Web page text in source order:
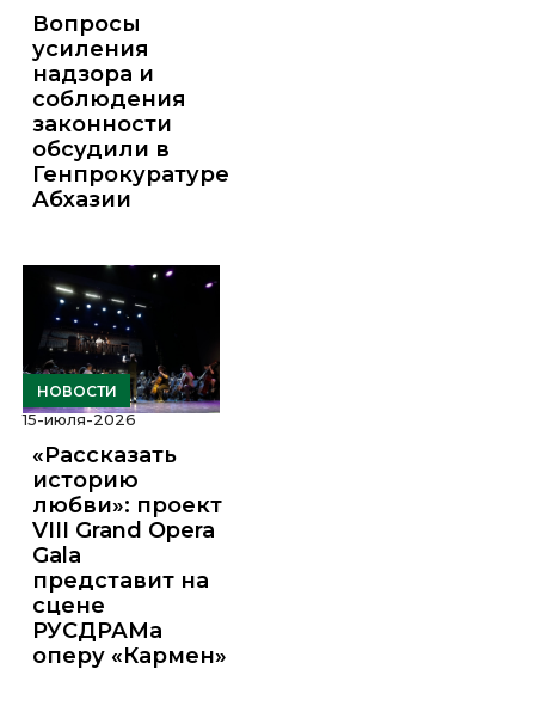
Вопросы
усиления
надзора и
соблюдения
законности
обсудили в
Генпрокуратуре
Абхазии
НОВОСТИ
15-июля-2026
«Рассказать
историю
любви»: проект
VIII Grand Opera
Gala
представит на
сцене
РУСДРАМа
оперу «Кармен»